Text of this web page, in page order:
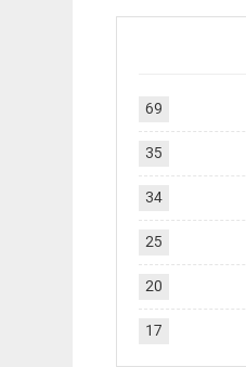
69
35
34
25
20
17